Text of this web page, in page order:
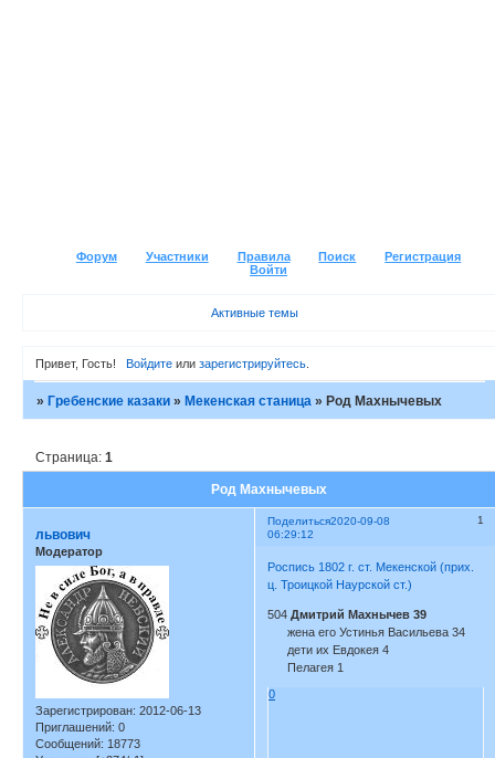
Форум Участники Правила Поиск
Регистрация
Войти
Активные темы
Привет, Гость! Войдитеили зарегистрируйтесь.
»Гребенские казаки »Мекенская станица »Род Махнычевых
Род Махнычевых
Страница:1
Поделиться 1
2020-09-08
06:29:12
львович
Модератор
Зарегистрирован: 2012-06-13
Приглашений: 0
Сообщений: 18773
Роспись 1802 г. ст. Мекенской (прих.
ц. Троицкой Наурской ст.)
504Дмитрий Махнычев 39
жена его Устинья Васильева 34
дети их Евдокея 4
Пелагея 1
0